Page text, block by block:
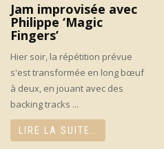
Jam improvisée avec
Philippe ‘Magic
Fingers’
Hier soir, la répétition prévue
s'est transformée en long bœuf
à deux, en jouant avec des
backing tracks ...
LIRE LA SUITE…